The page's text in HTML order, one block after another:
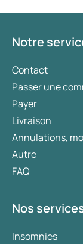
Notre
Contact
Passer une
Payer
Livraison
Annulations,
Autre
FAQ
Nos
Insomnies